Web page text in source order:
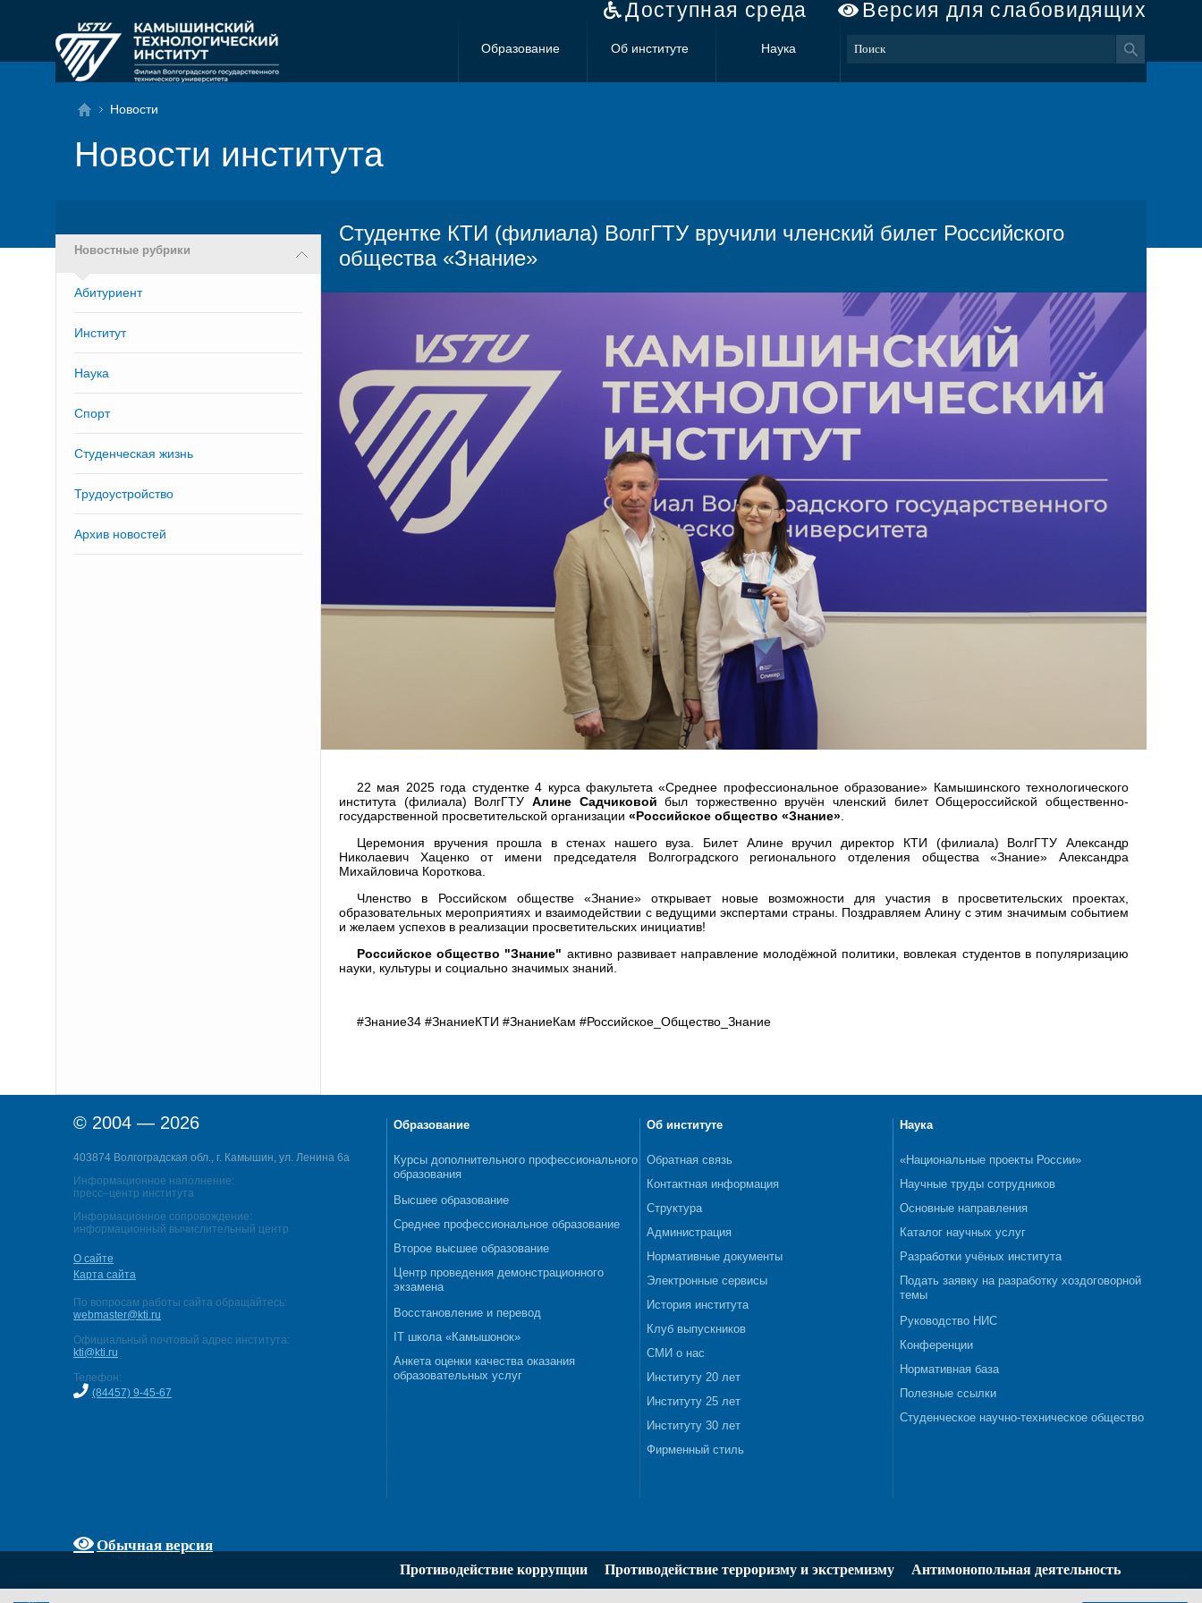
Доступная среда Версия для слабовидящих
Образование Об институте Наука
Новости
Новости института
Новостные рубрики
Абитуриент
Институт
Наука
Спорт
Студенческая жизнь
Трудоустройство
Архив новостей
Студентке КТИ (филиала) ВолгГТУ вручили членский билет Российского
общества «Знание»
22 мая 2025 года студентке 4 курса факультета «Среднее профессиональное образование» Камышинского технологического
института (филиала) ВолгГТУ Алине Садчиковой был торжественно вручён членский билет Общероссийской общественно-
государственной просветительской организации «Российское общество «Знание»
Церемония вручения прошла в стенах нашего вуза. Билет Алине вручил директор КТИ (филиала) ВолгГТУ Александр
Николаевич Хаценко от имени председателя Волгоградского регионального отделения общества «Знание» Александра
Михайловича Короткова.
Членство в Российском обществе «Знание» открывает новые возможности для участия в просветительских проектах,
образовательных мероприятиях и взаимодействии с ведущими экспертами страны. Поздравляем Алину с этим значимым событием
и желаем успехов в реализации просветительских инициатив!
Российское общество "Знание" активно развивает направление молодёжной политики, вовлекая студентов в популяризацию
науки, культуры и социально значимых знаний.
#Знание34 #ЗнаниеКТИ #ЗнаниеКам #Российское_Общество_Знание
© 2004 — 2026
403874 Волгоградская обл., г. Камышин, ул. Ленина 6а
Информационное наполнение:
пресс–центр института
Информационное сопровождение:
информационный вычислительный центр
О сайте
Карта сайта
По вопросам работы сайта обращайтесь:
webmaster@kti.ru
Официальный почтовый адрес института:
kti@kti.ru
Телефон:
(84457) 9-45-67
Обычная версия
Образование
Курсы дополнительного профессионального
образования
Высшее образование
Среднее профессиональное образование
Второе высшее образование
Центр проведения демонстрационного
экзамена
Восстановление и перевод
IT школа «Камышонок»
Анкета оценки качества оказания
образовательных услуг
Об институте
Обратная связь
Контактная информация
Структура
Администрация
Нормативные документы
Электронные сервисы
История института
Клуб выпускников
СМИ о нас
Институту 20 лет
Институту 25 лет
Институту 30 лет
Фирменный стиль
Наука
«Национальные проекты России»
Научные труды сотрудников
Основные направления
Каталог научных услуг
Разработки учёных института
Подать заявку на разработку хоздоговорной
темы
Руководство НИС
Конференции
Нормативная база
Полезные ссылки
Студенческое научно-техническое общество
Противодействие коррупции Противодействие терроризму и экстремизму Антимонопольная деятельность